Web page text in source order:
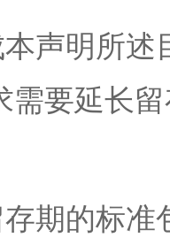
声明所
需要延长
期的标准